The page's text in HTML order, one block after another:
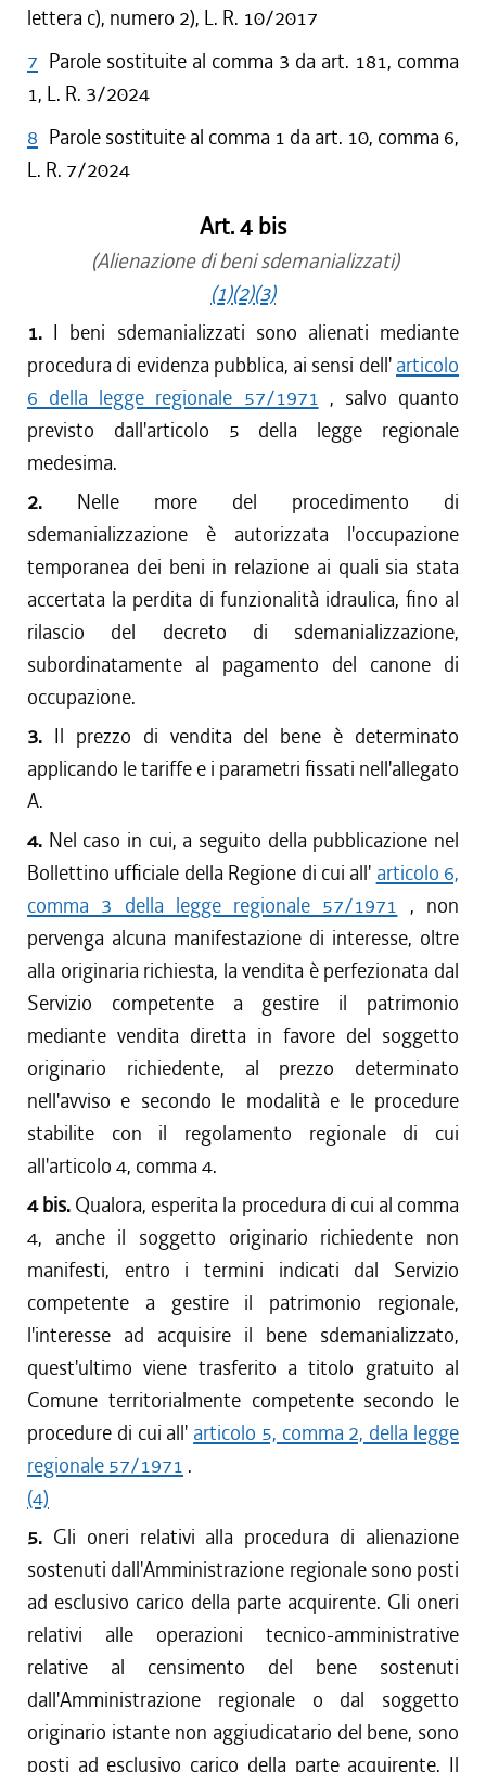
lettera c), numero 2), L. R. 10/2017
7 Parole sostituite al comma 3 da art. 181, comma
1, L. R. 3/2024
8 Parole sostituite al comma 1 da art. 10, comma 6,
L. R. 7/2024
Art. 4 bis
(Alienazione di beni sdemanializzati)
(1)(2)(3)
1. I beni sdemanializzati sono alienati mediante
procedura di evidenza pubblica, ai sensi dell' articolo
6 della legge regionale 57/1971 , salvo quanto
previsto dall'articolo 5 della legge regionale
medesima.
2. Nelle more del procedimento di
sdemanializzazione è autorizzata l'occupazione
temporanea dei beni in relazione ai quali sia stata
accertata la perdita di funzionalità idraulica, fino al
rilascio del decreto di sdemanializzazione,
subordinatamente al pagamento del canone di
occupazione.
3. Il prezzo di vendita del bene è determinato
applicando le tariffe e i parametri fissati nell'allegato
A.
4. Nel caso in cui, a seguito della pubblicazione nel
Bollettino ufficiale della Regione di cui all' articolo 6,
comma 3 della legge regionale 57/1971 , non
pervenga alcuna manifestazione di interesse, oltre
alla originaria richiesta, la vendita è perfezionata dal
Servizio competente a gestire il patrimonio
mediante vendita diretta in favore del soggetto
originario richiedente, al prezzo determinato
nell'avviso e secondo le modalità e le procedure
stabilite con il regolamento regionale di cui
all'articolo 4, comma 4.
4 bis. Qualora, esperita la procedura di cui al comma
4, anche il soggetto originario richiedente non
manifesti, entro i termini indicati dal Servizio
competente a gestire il patrimonio regionale,
l'interesse ad acquisire il bene sdemanializzato,
quest'ultimo viene trasferito a titolo gratuito al
Comune territorialmente competente secondo le
procedure di cui all' articolo 5, comma 2, della legge
regionale 57/1971 .
(4)
5. Gli oneri relativi alla procedura di alienazione
sostenuti dall'Amministrazione regionale sono posti
ad esclusivo carico della parte acquirente. Gli oneri
relativi alle operazioni tecnico-amministrative
relative al censimento del bene sostenuti
dall'Amministrazione regionale o dal soggetto
originario istante non aggiudicatario del bene, sono
posti ad esclusivo carico della parte acquirente. Il